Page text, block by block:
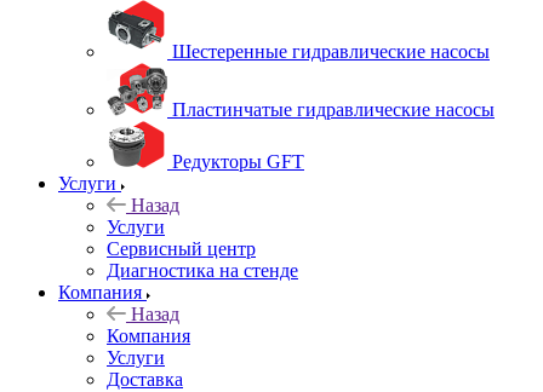
Шестеренные гидравлические насосы
Пластинчатые гидравлические насосы
Редукторы GFT
Услуги
Назад
Услуги
Сервисный центр
Диагностика на стенде
Компания
Назад
Компания
Услуги
Доставка